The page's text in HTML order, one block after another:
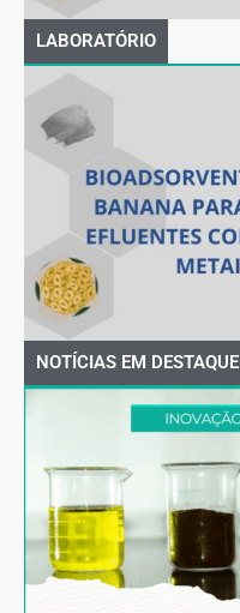
LABORATÓRIO
NOTÍCIAS EM DESTAQUE